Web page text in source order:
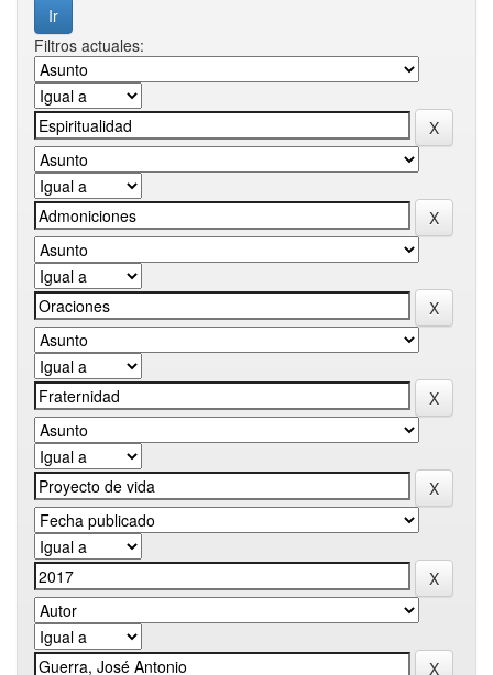
Filtros actuales: